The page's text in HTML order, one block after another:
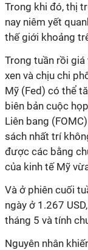
Trong khi đó, thị
nay niêm yết
thế giới khoảng
Trong tuần rồi
xen và chịu chi
Mỹ (Fed) có thể
biên bản cuộc
Liên bang
sách nhất trí
được các bằng
của kinh tế Mỹ
Và ở phiên cuối
ngày ở 1.267
tháng 5 và tính
Nguyên nhân